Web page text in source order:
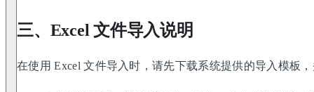
三、Excel 文件导入说明
在使用 Excel 文件导入时，请先下载系统提供的导入模板